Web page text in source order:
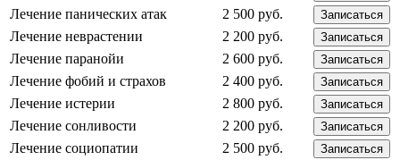
Лечение панических атак 2 500 руб. Записаться
Лечение неврастении 2 200 руб. Записаться
Лечение паранойи 2 600 руб. Записаться
Лечение фобий и страхов 2 400 руб. Записаться
Лечение истерии 2 800 руб. Записаться
Лечение сонливости 2 200 руб. Записаться
Лечение социопатии 2 500 руб. Записаться